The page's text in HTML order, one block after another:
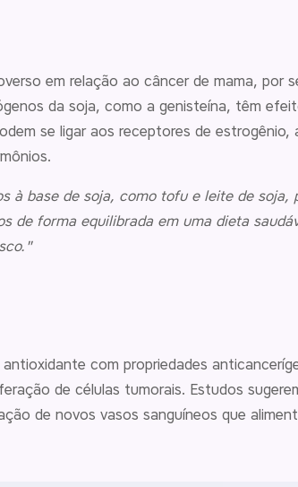
em relação ao câncer de mama,
da soja, como a genisteína, têm
se ligar aos receptores de
à base de soja, como tofu e leite de soja,
de forma equilibrada em uma dieta
com propriedades
de células tumorais. Estudos
de novos vasos sanguíneos que